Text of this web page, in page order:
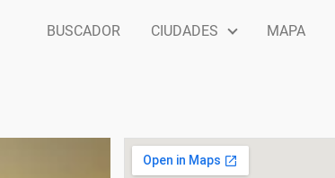
BUSCADOR CIUDADES MAPA